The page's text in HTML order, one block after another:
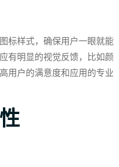
标样式，确保用户一眼就能
有明显的视觉反馈，比如颜
用户的满意度和应用的专业